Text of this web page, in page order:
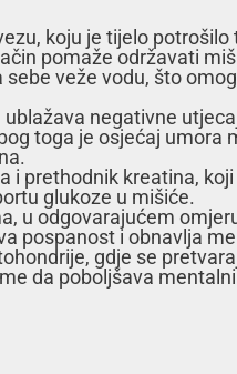
koju je tijelo potrošilo
pomaže održavati
veže vodu, što
negativne
toga je osjećaj umora
i prethodnik kreatina,
glukoze u mišiće.
u odgovarajućem
pospanost i obnavlja
gdje se
da poboljšava